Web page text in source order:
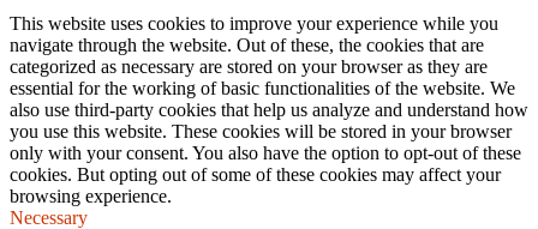
This website uses cookies to improve your experience while you
navigate through the website. Out of these, the cookies that are
categorized as necessary are stored on your browser as they are
essential for the working of basic functionalities of the website. We
also use third-party cookies that help us analyze and understand how
you use this website. These cookies will be stored in your browser
only with your consent. You also have the option to opt-out of these
cookies. But opting out of some of these cookies may affect your
browsing experience.
Necessary